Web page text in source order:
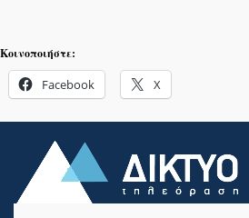
Κοινοποιήστε:
Facebook X